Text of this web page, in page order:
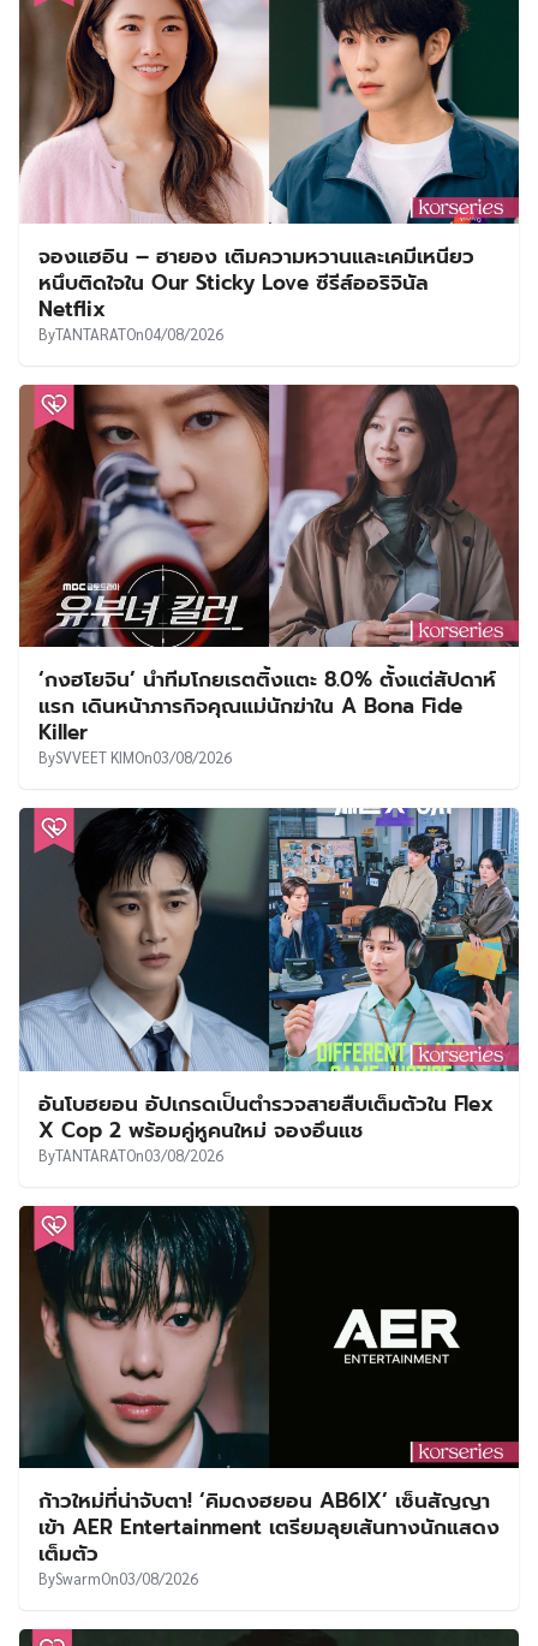
จองแฮอิน – ฮายอง เติมความหวานและเคมีเหนียว
Netflix
ByTANTARATOn04/08/2026
‘กงฮโยจิน’ นำทีมโกยเรตติ้งแตะ 8.0% ตั้งแต่สัปดาห์
Killer
BySVVEET KIM On03/08/2026
X Cop 2 พร้อมคู่หูคนใหม่ จองอึนแช
ByTANTARAT On 03/08/2026
ก้าวใหม่ที่น่าจับตา! ‘คิมดงฮยอน AB6IX’ เซ็นสัญญา
เต็มตัว